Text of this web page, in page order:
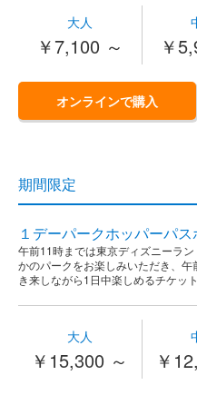
大人
￥7,100 ～ ￥
オンラインで購入
期間限定
１デーパークホッパーパス
午前11時までは東京ディズニーラ
かのパークをお楽しみいただき、
き来しながら1日中楽しめるチケット
大人
￥15,300 ～ ￥